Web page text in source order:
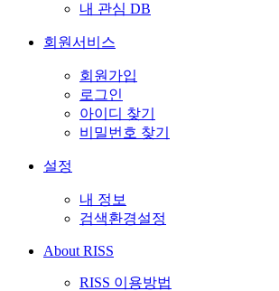
내 관심 DB
회원서비스
회원가입
로그인
아이디 찾기
비밀번호 찾기
설정
내 정보
검색환경설정
About RISS
RISS 이용방법